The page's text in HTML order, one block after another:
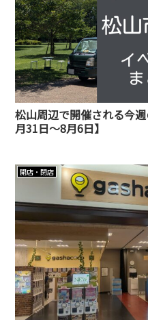
松山周辺で開催される今
月31日～8月6日】
開店・閉店